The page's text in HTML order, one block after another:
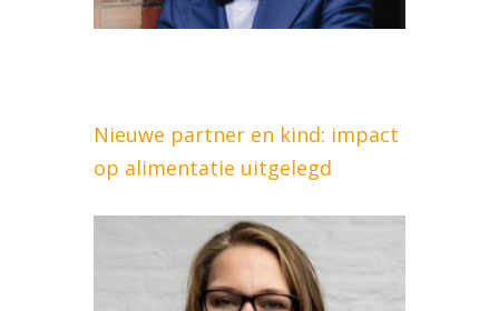
Nieuwe partner en kind: impact
op alimentatie uitgelegd